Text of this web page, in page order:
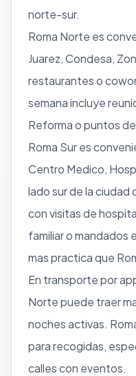
norte-sur.
Roma Norte es
Juarez, Condesa,
restaurantes o
semana incluye
Reforma o puntos
Roma Sur es
Centro Medico,
lado sur de la
con visitas de
familiar o mandados
mas practica que
En transporte por
Norte puede traer
noches activas.
para recogidas,
calles con eventos.